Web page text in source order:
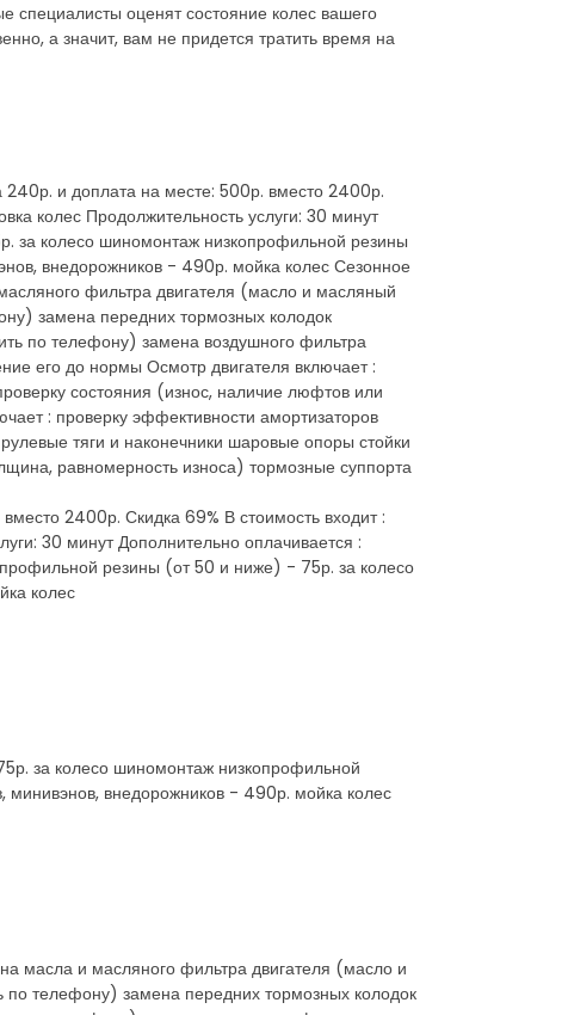
оценят состояние колес вашего
а значит, вам не придется тратить время на
и доплата на месте: 500р. вместо 2400р.
колес Продолжительность услуги: 30 минут
за колесо шиномонтаж низкопрофильной резины
внедорожников - 490р. мойка колес Сезонное
фильтра двигателя (масло и масляный
замена передних тормозных колодок
по телефону) замена воздушного фильтра
его до нормы Осмотр двигателя включает :
состояния (износ, наличие люфтов или
: проверку эффективности амортизаторов
тяги и наконечники шаровые опоры стойки
равномерность износа) тормозные суппорта
2400р. Скидка 69% В стоимость входит :
30 минут Дополнительно оплачивается :
резины (от 50 и ниже) - 75р. за колесо
колес
за колесо шиномонтаж низкопрофильной
внедорожников - 490р. мойка колес
масла и масляного фильтра двигателя (масло и
телефону) замена передних тормозных колодок